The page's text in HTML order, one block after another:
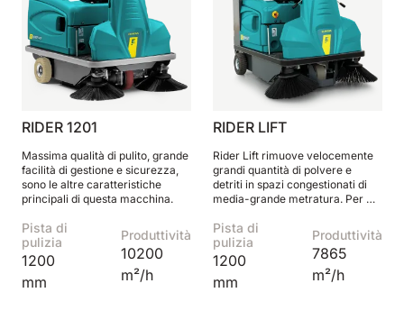
RIDER 1201
Massima qualità di pulito, grande
facilità di gestione e sicurezza,
sono le altre caratteristiche
principali di questa macchina.
Pista di
pulizia
1200
mm
Produttività
10200
m²/h
RIDER LIFT
Rider Lift rimuove velocemente
grandi quantità di polvere e
detriti in spazi congestionati di
media-grande metratura. Per chi
Pista di
pulizia
1200
mm
Produttività
7865
m²/h